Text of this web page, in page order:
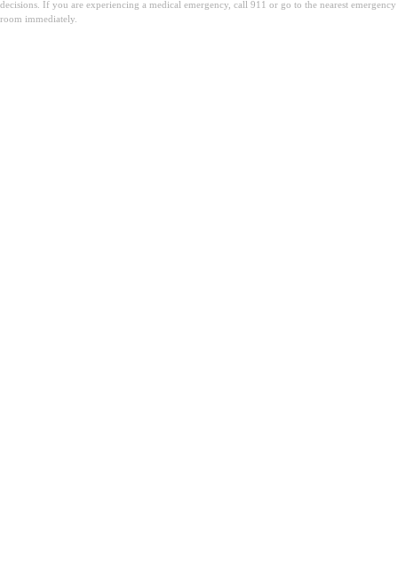
decisions. If you are experiencing a medical emergency, call 911 or go to the nearest emergency
room immediately.